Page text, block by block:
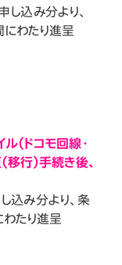
込み分より、
わたり進呈
（ドコモ回線・
行）手続き後、
込み分より、条
たり進呈